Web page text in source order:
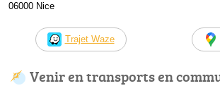
06000 Nice
Trajet Waze
Venir en transports en